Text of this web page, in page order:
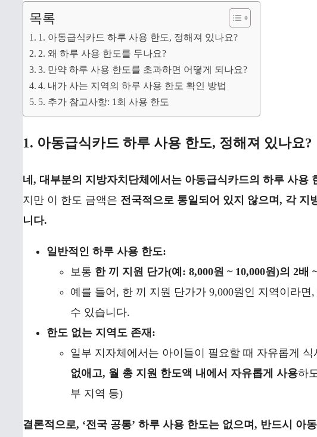
목록
1. 아동급식카드 하루 사용 한도, 정해져 있나요?
2. 왜 하루 사용 한도를 두나요?
3. 만약 하루 사용 한도를 초과하면 어떻게 되나요?
4. 내가 사는 지역의 하루 사용 한도 확인 방법
5. 추가 참고사항: 1회 사용 한도
1. 아동급식카드 하루 사용 한도, 정해져 있나요?
네, 대부분의 지방자치단체에서는 아동급식카드의 하루 사용
지만 이 한도 금액은 전국적으로 통일되어 있지 않으며, 각 지
니다.
일반적인 하루 사용 한도:
보통 한 끼 지원 단가(예: 8,000원 ~ 10,000원)의 2배
예를 들어, 한 끼 지원 단가가 9,000원인 지역이라면
수 있습니다.
한도 없는 지역도 존재:
일부 지자체에서는 아이들이 필요할 때 자유롭게
없애고, 월 총 지원 한도액 내에서 자유롭게 사용하
부 지역 등)
결론적으로, ‘전국 공통’ 하루 사용 한도는 없으며, 반드시 아